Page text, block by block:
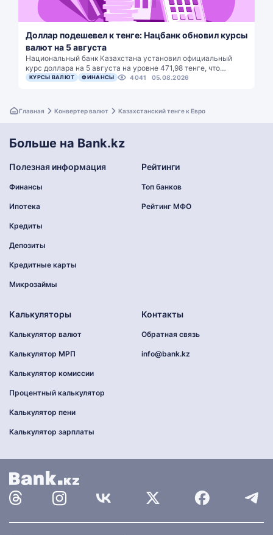
Доллар подешевел к тенге: Нацбанк обновил курсы
валют на 5 августа
Национальный банк Казахстана установил официальный
курс доллара на 5 августа на уровне 471,98 тенге, что…
КУРСЫ ВАЛЮТ ФИНАНСЫ 4041 05.08.2026
Главная Конвертер валют Казахстанский тенге к Евро
Больше на Bank.kz
Полезная информация
Финансы
Ипотека
Кредиты
Депозиты
Кредитные карты
Микрозаймы
Рейтинги
Топ банков
Рейтинг МФО
Калькуляторы
Калькулятор валют
Калькулятор МРП
Калькулятор комиссии
Процентный калькулятор
Калькулятор пени
Калькулятор зарплаты
Контакты
Обратная связь
info@bank.kz